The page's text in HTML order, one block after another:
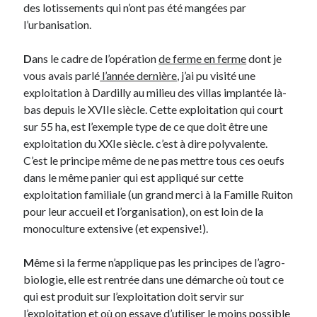
Entretien ménagerdansT’as vu quoi ? #52
JFdansC’était pas mieux avant… à Lyon
littleceltdansComment j’ai opéré ma vélorution toute personnelle
AnthonydansComment j’ai opéré ma vélorution toute personnelle
Renaud DucherdansComment j’ai opéré ma vélorution toute
personnelle
Commentaires récents
Entretien ménagerdansT’as vu quoi ? #52
JFdansC’était pas mieux avant… à Lyon
Anthony dansComment j’ai opéré ma vélorution toute personnelle
Renaud DucherdansComment j’ai opéré ma vélorution toute
personnelle
des lotissements qui n’ont pas été mangées par
l’urbanisation.
Dans le cadre de l’opérationde ferme en fermedont je
vous avais parlé l’année dernière, j’ai pu visité une
exploitation à Dardilly au milieu des villas implantée là-
bas depuis le XVIIe siècle. Cette exploitation qui court
sur 55 ha, est l’exemple type de ce que doit être une
exploitation du XXIe siècle. c’est à dire polyvalente.
C’est le principe même de ne pas mettre tous ces oeufs
dans le même panier qui est appliqué sur cette
exploitation familiale (un grand merci à la Famille Ruiton
pour leur accueil et l’organisation), on est loin de la
monoculture extensive (et expensive!).
Même si la ferme n’applique pas les principes de l’agro-
biologie, elle est rentrée dans une démarche où tout ce
qui est produit sur l’exploitation doit servir sur
l’exploitation et où on essaye d’utiliser le moins possible